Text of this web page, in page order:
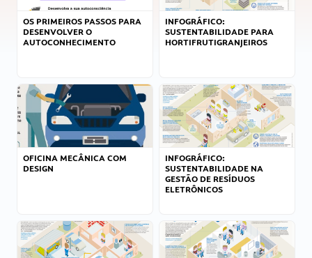
OS PRIMEIROS PASSOS PARA
DESENVOLVER O
AUTOCONHECIMENTO
INFOGRÁFICO:
SUSTENTABILIDADE PARA
HORTIFRUTIGRANJEIROS
OFICINA MECÂNICA COM
DESIGN
INFOGRÁFICO:
SUSTENTABILIDADE NA
GESTÃO DE RESÍDUOS
ELETRÔNICOS